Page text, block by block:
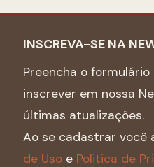
INSCREVA-SE NA
Preencha o
inscrever em nossa
últimas atualizações.
Ao se cadastrar você
de Uso e Politica de